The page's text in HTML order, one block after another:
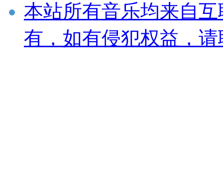
本站所有音乐均来自
有，如有侵犯权益，